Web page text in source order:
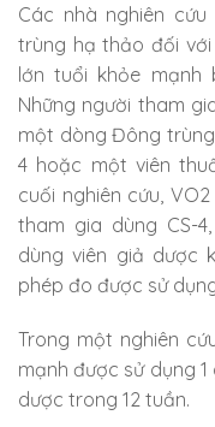
Các nhà nghiên
trùng hạ thảo đối
lớn tuổi khỏe mạnh
Những người tham
một dòng Đông
4 hoặc một viên
cuối nghiên cứu,
tham gia dùng CS-
dùng viên giả dược
phép đo được sử
Trong một nghiên
mạnh được sử dụng
dược trong 12 tuần.